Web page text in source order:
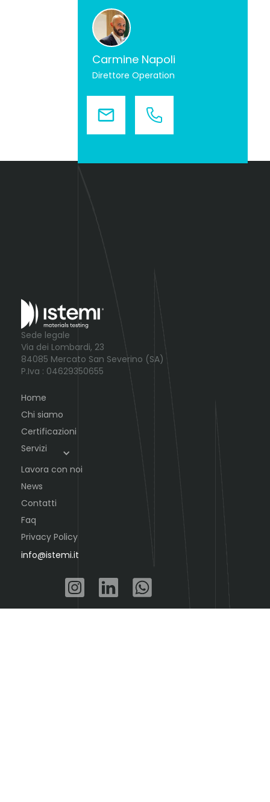
Carmine Napoli
Direttore Operation
Sede legale
Via dei Lombardi, 23
84085 Mercato San Severino (SA)
P.Iva : 04629350655
Home
Chi siamo
Certificazioni
Servizi
Lavora con noi
News
Contatti
Faq
Privacy Policy
info@istemi.it